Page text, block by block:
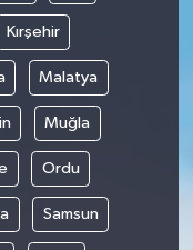
Kırşehir
Malatya
Muğla
Ordu
Samsun